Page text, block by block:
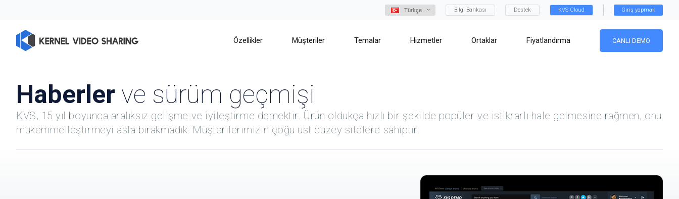
Türkçe Bilgi Bankası Destek KVS Cloud Giriş yapmak
Özellikler Müşteriler Temalar Hizmetler Ortaklar Fiyatlandırma CANLI DEMO
Haberler ve sürüm geçmişi
KVS, 15 yıl boyunca aralıksız gelişme ve iyileştirme demektir. Ürün oldukça hızlı bir şekilde popüler ve istikrarlı hale gelmesine rağmen, onu
mükemmelleştirmeyi asla bırakmadık. Müşterilerimizin çoğu üst düzey sitelere sahiptir.